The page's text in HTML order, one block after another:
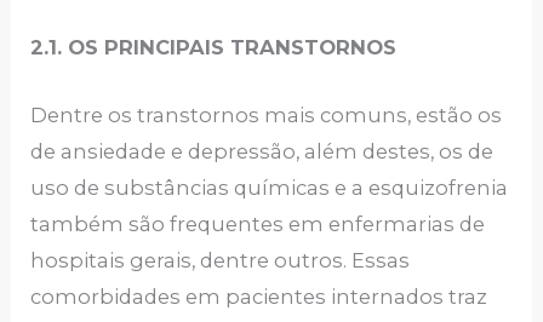
2.1. OS PRINCIPAIS TRANSTORNOS
Dentre os transtornos mais comuns, estão os
de ansiedade e depressão, além destes, os de
uso de substâncias químicas e a esquizofrenia
também são frequentes em enfermarias de
hospitais gerais, dentre outros. Essas
comorbidades em pacientes internados traz